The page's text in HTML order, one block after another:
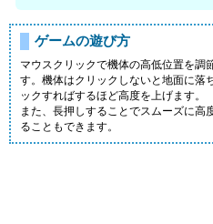
ゲームの遊び方
マウスクリックで機体の高低位置を調
す。機体はクリックしないと地面に落
ックすればするほど高度を上げます。
また、長押しすることでスムーズに高
ることもできます。